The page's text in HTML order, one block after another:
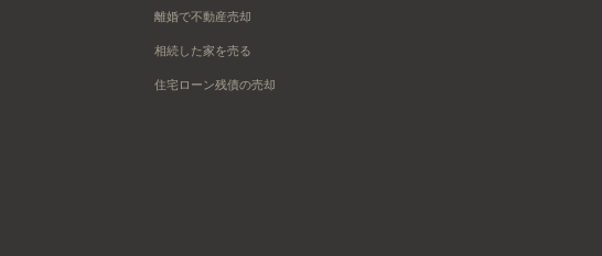
離婚で不動産売却
相続した家を売る
住宅ローン残債の売却